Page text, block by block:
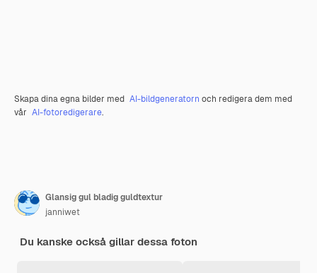
Skapa dina egna bilder med AI-bildgeneratorn och redigera dem med
vår AI-fotoredigerare.
Glansig gul bladig guldtextur
janniwet
Du kanske också gillar dessa foton